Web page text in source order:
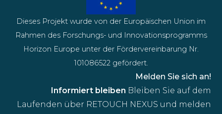
Informiert bleiben Bleiben Sie auf dem
Laufenden über RETOUCH NEXUS und melden
Melden Sie sich an!
Dieses Projekt wurde von der Europäischen Union im
Rahmen des Forschungs- und Innovationsprogramms
Horizon Europe unter der Fördervereinbarung Nr.
101086522 gefördert.